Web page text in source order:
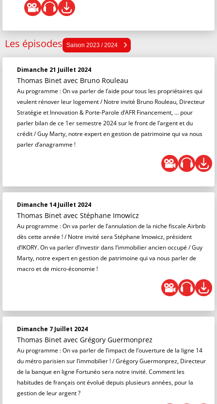
Les épisodes Saison 2023 / 2024
Saison 2024 / 2025
Saison 2022 / 2023
Saison 2021 / 2022
Dimanche 21 Juillet 2024
Thomas Binet avec Bruno Rouleau
Au programme : On va parler de l’aide pour tous les propriétaires qui
veulent rénover leur logement / Notre invité Bruno Rouleau, Directeur
Stratégie et Innovation & Porte-Parole d’AFR Financement, … pour
parler bilan de ce 1er semestre 2024 sur le front de l’argent et du
crédit / Guy Marty, notre expert en gestion de patrimoine qui va nous
parler d’anagramme !
Dimanche 14 Juillet 2024
Thomas Binet avec Stéphane Imowicz
Au programme : On va parler de l’annulation de la niche fiscale Airbnb
dès cette année ! / Notre invité sera Stéphane Imowicz, président
d’IKORY. On va parler d’investir dans l’immobilier ancien occupé / Guy
Marty, notre expert en gestion de patrimoine qui va nous parler de
macro et de micro-économie !
Dimanche 7 Juillet 2024
Thomas Binet avec Grégory Guermonprez
Au programme : On va parler de l’impact de l’ouverture de la ligne 14
du métro parisien sur l’immobilier ! / Grégory Guermonprez, Directeur
de la banque en ligne Fortunéo sera notre invité. Comment les
habitudes de français ont évolué depuis plusieurs années, pour la
gestion de leur argent ?